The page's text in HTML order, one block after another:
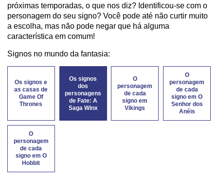
próximas temporadas, o que nos diz? Identificou-se com o
personagem do seu signo? Você pode até não curtir muito
a escolha, mas não pode negar que há alguma
característica em comum!
Signos no mundo da fantasia:
Os signos e
as casas de
Game Of
Thrones
Os signos
dos
personagens
de Fate: A
Saga Winx
O
personagem
de cada
signo em
Vikings
O
personagem
de cada
signo em O
Senhor dos
Anéis
O
personagem
de cada
signo em O
Hobbit